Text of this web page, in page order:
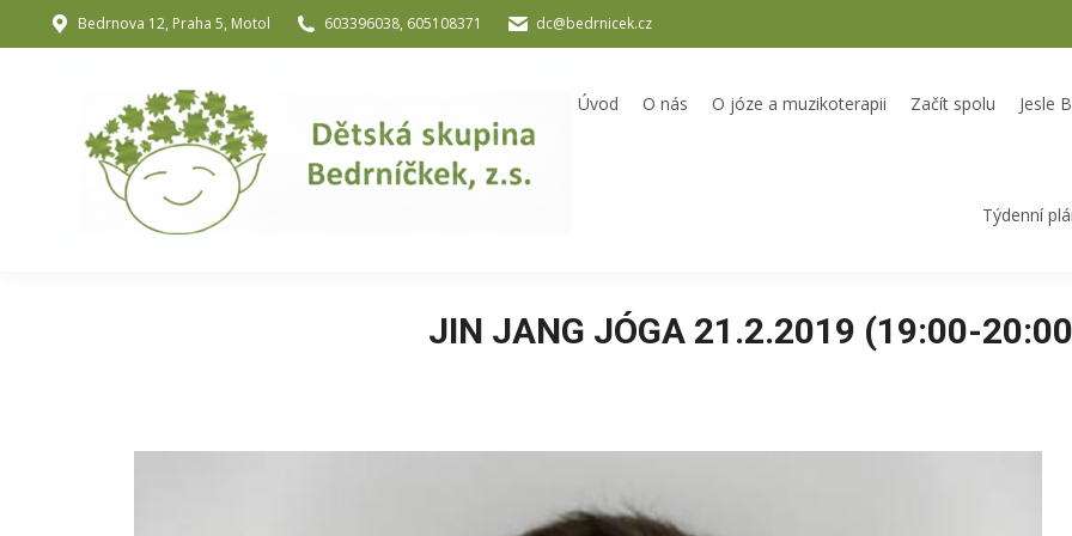
Bedrnova 12, Praha 5, Motol 603396038, 605108371 dc@bedrnicek.cz
Úvod O nás O józe a muzikoterapii Začít spolu Jesle
Týdenní
JIN JANG JÓGA 21.2.2019 (19:00-
Úvod O nás O józe a muzikoterapii Začít spolu Jesle Bedrníček Školka Bedrníček